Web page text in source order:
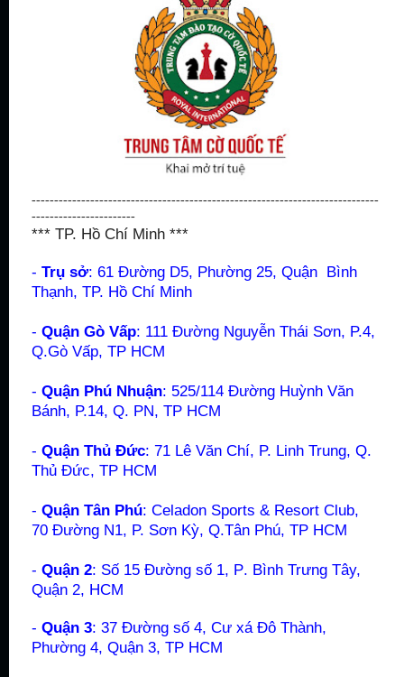
-----------------------------------------------------------------------------
-----------------------
*** TP. Hồ Chí Minh ***
- Trụ sở: 61 Đường D5, Phường 25, Quận Bình
Thạnh, TP. Hồ Chí Minh
- Quận Gò Vấp: 111 Đường Nguyễn Thái Sơn, P.4,
Q.Gò Vấp, TP HCM
- Quận Phú Nhuận: 525/114 Đường Huỳnh Văn
Bánh, P.14, Q. PN, TP HCM
- Quận Thủ Đức: 71 Lê Văn Chí, P. Linh Trung, Q.
Thủ Đức, TP HCM
- Quận Tân Phú: Celadon Sports & Resort Club,
70 Đường N1, P. Sơn Kỳ, Q.Tân Phú, TP HCM
- Quận 2: Số 15 Đường số 1, P. Bình Trưng Tây,
Quận 2, HCM
- Quận 3: 37 Đường số 4, Cư xá Đô Thành,
Phường 4, Quận 3, TP HCM